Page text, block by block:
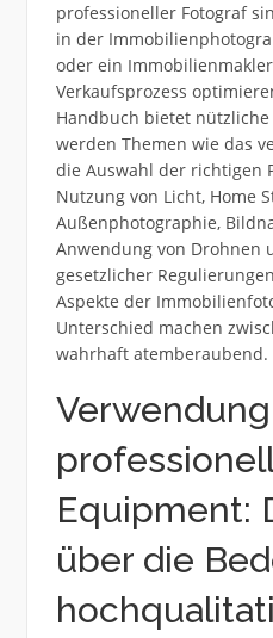
professioneller Fotograf
in der
oder ein
Verkaufsprozess
Handbuch bietet nützliche
werden Themen wie das
die Auswahl der richtigen
Nutzung von Licht, Home
Außenphotographie,
Anwendung von Drohnen
gesetzlicher
Aspekte der
Unterschied machen
wahrhaft atemberaubend.
Equipment:
über die